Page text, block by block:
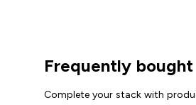
Frequently
Complete your stack with